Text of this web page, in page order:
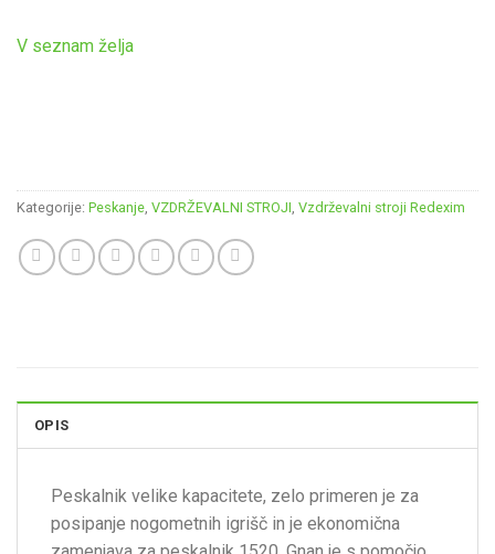
V seznam želja
Kategorije: Peskanje VZDRŽEVALNI STROJI Vzdrževalni stroji Redexim
OPIS
Peskalnik velike kapacitete, zelo primeren je za
posipanje nogometnih igrišč in je ekonomična